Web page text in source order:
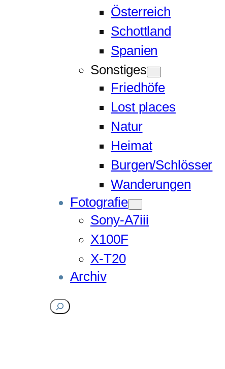
Österreich
Schottland
Spanien
Sonstiges
Friedhöfe
Lost places
Natur
Heimat
Burgen/Schlösser
Wanderungen
Fotografie
Sony-A7iii
X100F
X-T20
Archiv
Suchen